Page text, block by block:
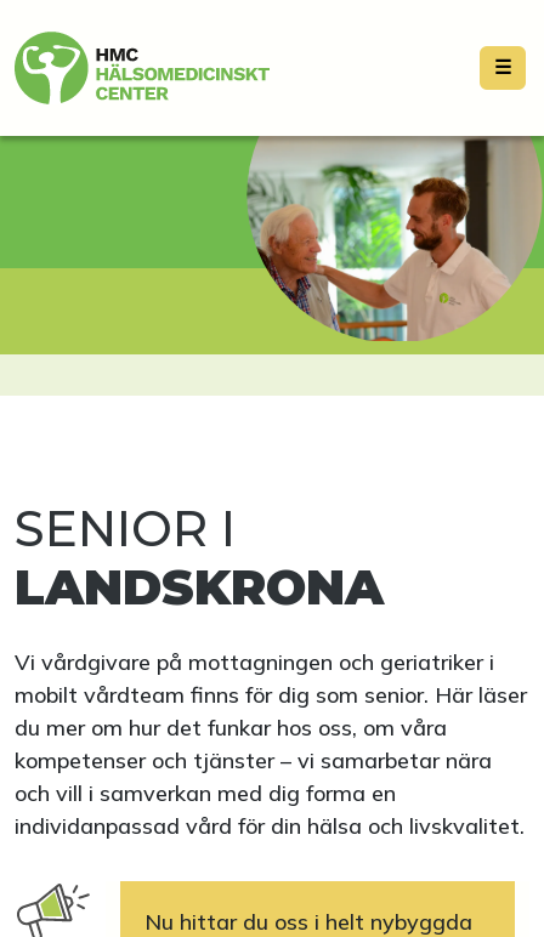
☰
SENIOR I
LANDSKRONA
Vi vårdgivare på mottagningen och geriatriker i
mobilt vårdteam finns för dig som senior. Här läser
du mer om hur det funkar hos oss, om våra
kompetenser och tjänster – vi samarbetar nära
och vill i samverkan med dig forma en
individanpassad vård för din hälsa och livskvalitet.
Nu hittar du oss i helt nybyggda